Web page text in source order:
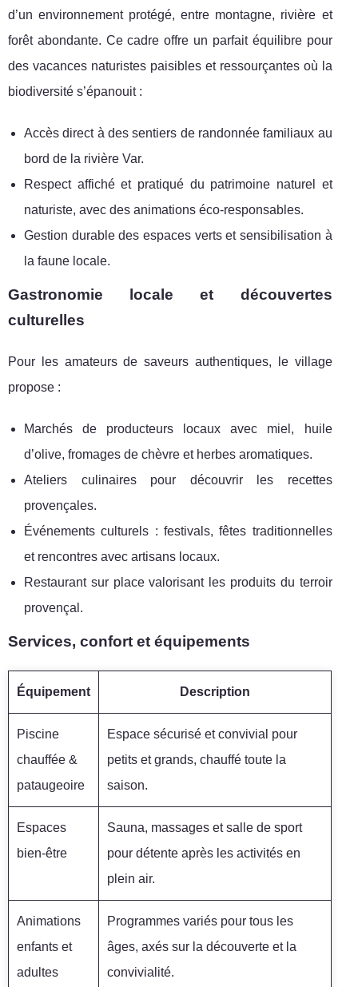
d’un environnement protégé, entre montagne, rivière et
forêt abondante. Ce cadre offre un parfait équilibre pour
des vacances naturistes paisibles et ressourçantes où la
biodiversité s’épanouit :
Accès direct à des sentiers de randonnée familiaux au
bord de la rivière Var.
Respect affiché et pratiqué du patrimoine naturel et
naturiste, avec des animations éco-responsables.
Gestion durable des espaces verts et sensibilisation à
la faune locale.
Gastronomie locale et découvertes
culturelles
Pour les amateurs de saveurs authentiques, le village
propose :
Marchés de producteurs locaux avec miel, huile
d’olive, fromages de chèvre et herbes aromatiques.
Ateliers culinaires pour découvrir les recettes
provençales.
Événements culturels : festivals, fêtes traditionnelles
et rencontres avec artisans locaux.
Restaurant sur place valorisant les produits du terroir
provençal.
Services, confort et équipements
Équipement Description
Piscine
chauffée &
pataugeoire
Espace sécurisé et convivial pour
petits et grands, chauffé toute la
saison.
Espaces
bien-être
Sauna, massages et salle de sport
pour détente après les activités en
plein air.
Animations
enfants et
adultes
Programmes variés pour tous les
âges, axés sur la découverte et la
convivialité.